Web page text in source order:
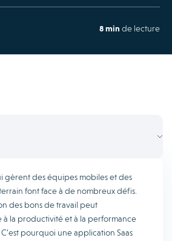
8 min de lecture
gèrent des équipes mobiles et des
font face à de nombreux défis.
des bons de travail peut
la productivité et à la performance
pourquoi une application Saas